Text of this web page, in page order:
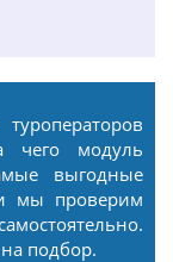
чего модуль
выгодные
мы проверим
на подбор.